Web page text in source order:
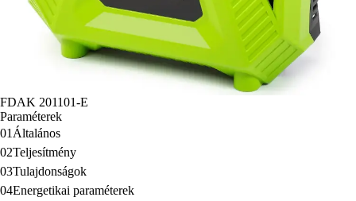
FDAK 201101-E
Paraméterek
01 Általános
02Teljesítmény
03Tulajdonságok
04Energetikai paraméterek